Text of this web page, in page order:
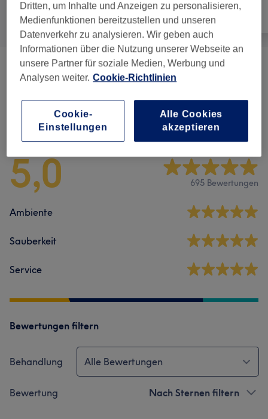
Alle Nägel
Maniküre & Pediküre 2 ab 0,01 €
Salonbewertungen
5,0 695 Bewertungen
Ambiente
Sauberkeit
Service
Bewertungen filtern
Behandlung Alle Bewertungen
Bewertung Nach Sternen filtern
Dritten, um Inhalte und Anzeigen zu personalisieren,
Medienfunktionen bereitzustellen und unseren
Datenverkehr zu analysieren. Wir geben auch
Informationen über die Nutzung unserer Webseite an
unsere Partner für soziale Medien, Werbung und
Analysen weiter. Cookie-Richtlinien
Cookie-
Einstellungen
Alle Cookies
akzeptieren